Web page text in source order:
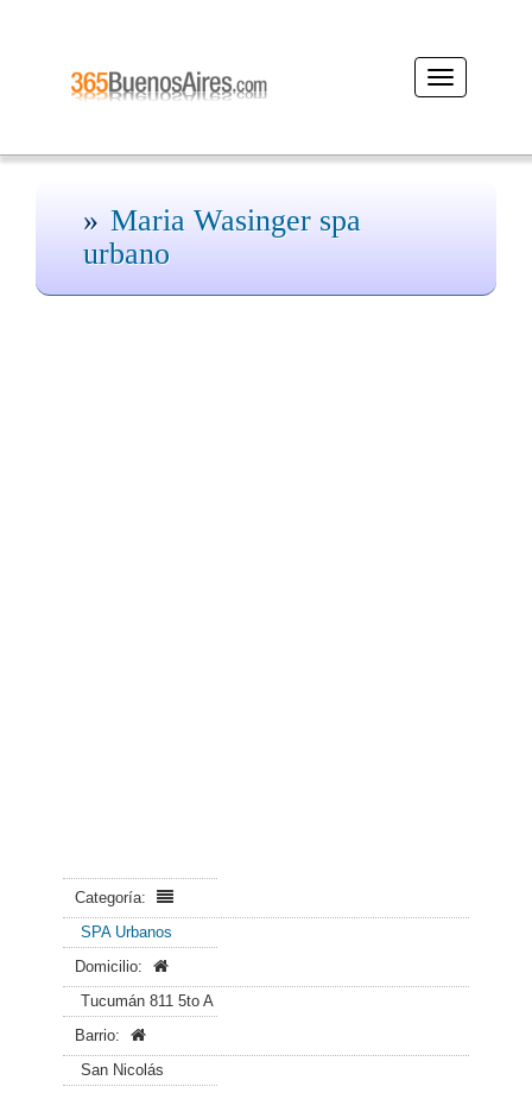
Desplegar
navegación
Maria Wasinger spa
urbano
Categoría:
SPA Urbanos
Domicilio:
Tucumán 811 5to A
Barrio:
San Nicolás